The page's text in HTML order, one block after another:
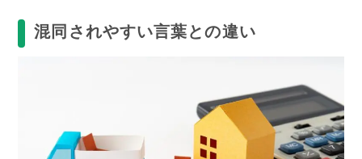
混同されやすい言葉との違い